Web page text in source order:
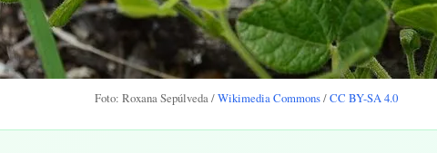
Foto: Roxana Sepúlveda /Wikimedia Commons/CC BY-SA 4.0